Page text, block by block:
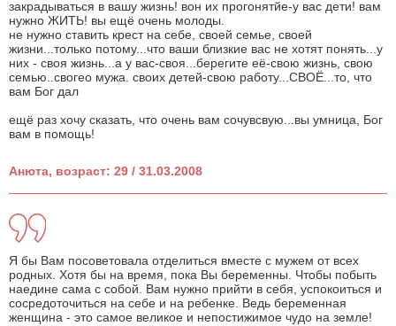
закрадываться в вашу жизнь! вон их прогонятйе-у вас дети! вам
нужно ЖИТЬ! вы ещё очень молоды.
не нужно ставить крест на себе, своей семье, своей
жизни...только потому...что ваши близкие вас не хотят понять...у
них - своя жизнь...а у вас-своя...берегите её-свою жизнь, свою
семью..свогео мужа. своих детей-свою работу...СВОЁ...то, что
вам Бог дал
ещё раз хочу сказать, что очень вам сочувсвую...вы умница, Бог
вам в помощь!
Анюта, возраст: 29 / 31.03.2008
Я бы Вам посоветовала отделиться вместе с мужем от всех
родных. Хотя бы на время, пока Вы беременны. Чтобы побыть
наедине сама с собой. Вам нужно прийти в себя, успокоиться и
сосредоточиться на себе и на ребенке. Ведь беременная
женщина - это самое великое и непостижимое чудо на земле!